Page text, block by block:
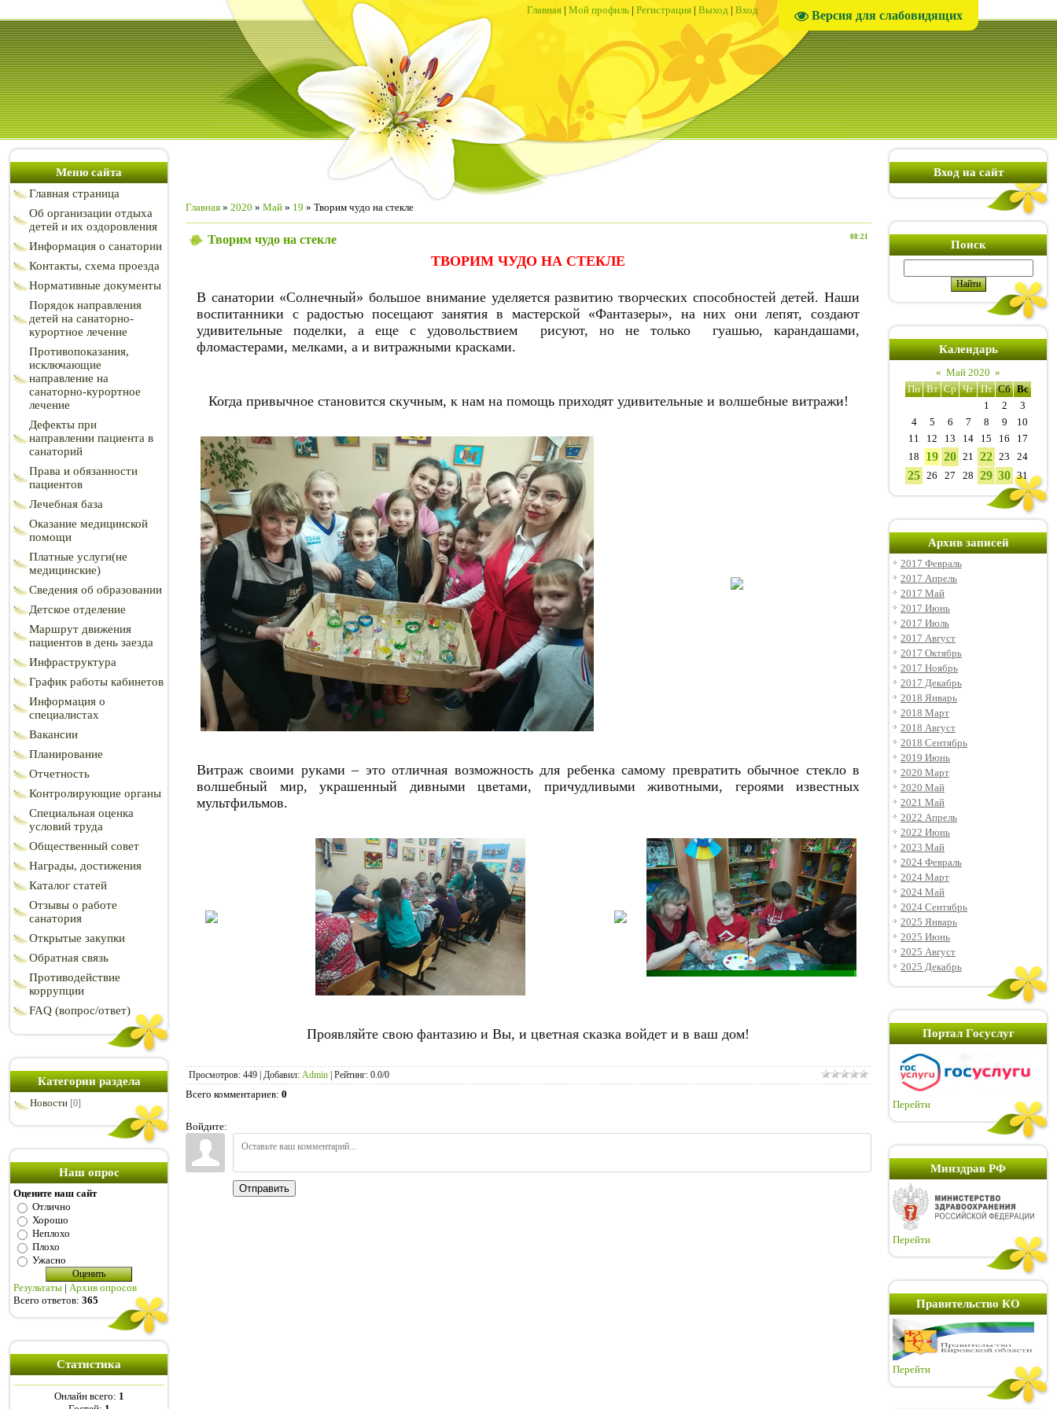
Версия для слабовидящих
Главная | Мой профиль | Регистрация | Выход | Вход
Меню сайта
Главная страница
Об организации отдыха
детей и их оздоровления
Информация о санатории
Контакты, схема проезда
Нормативные документы
Порядок направления
детей на санаторно-
курортное лечение
Противопоказания,
исключающие
направление на
санаторно-курортное
лечение
Дефекты при
направлении пациента в
санаторий
Права и обязанности
пациентов
Лечебная база
Оказание медицинской
помощи
Платные услуги(не
медицинские)
Сведения об образовании
Детское отделение
Маршрут движения
пациентов в день заезда
Инфраструктура
График работы кабинетов
Информация о
специалистах
Вакансии
Планирование
Отчетность
Контролирующие органы
Специальная оценка
условий труда
Общественный совет
Награды, достижения
Каталог статей
Отзывы о работе
санатория
Открытые закупки
Обратная связь
Противодействие
коррупции
FAQ (вопрос/ответ)
Категории раздела
Новости [0]
Наш опрос
Оцените наш сайт
Отлично
Хорошо
Неплохо
Плохо
Ужасно
Результаты | Архив опросов
Всего ответов: 365
Статистика
Онлайн всего: 1
Главная » 2020 » Май » 19 » Творим чудо на стекле
08:21
Творим чудо на стекле
ТВОРИМ ЧУДО НА СТЕКЛЕ
В санатории «Солнечный» большое внимание уделяется развитию творческих способностей детей. Наши
воспитанники с радостью посещают занятия в мастерской «Фантазеры», на них они лепят, создают
удивительные поделки, а еще с удовольствием рисуют, но не только гуашью, карандашами,
фломастерами, мелками, а и витражными красками.
Когда привычное становится скучным, к нам на помощь приходят удивительные и волшебные витражи!
Витраж своими руками – это отличная возможность для ребенка самому превратить обычное стекло в
волшебный мир, украшенный дивными цветами, причудливыми животными, героями известных
мультфильмов.
Проявляйте свою фантазию и Вы, и цветная сказка войдет и в ваш дом!
Просмотров: 449 Добавил: Admin Рейтинг: 0.0/0
Всего комментариев: 0
Войдите:
Отправить
Вход на сайт
Поиск
Календарь
« Май 2020 »
Пн Вт Ср Чт Пт Сб Вс
1
2
3
4
5 6 7 8 9
10
11
12 13 14 15 16
17
18
19 20 21 22 23 24
25 26 27 28 29 30 31
Архив записей
2017 Февраль
2017 Апрель
2017 Май
2017 Июнь
2017 Июль
2017 Август
2017 Октябрь
2017 Ноябрь
2017 Декабрь
2018 Январь
2018 Март
2018 Август
2018 Сентябрь
2019 Июнь
2020 Март
2020 Май
2021 Май
2022 Апрель
2022 Июнь
2023 Май
2024 Февраль
2024 Март
2024 Май
2024 Сентябрь
2025 Январь
2025 Июнь
2025 Август
2025 Декабрь
Портал Госуслуг
Перейти
Минздрав РФ
Перейти
Правительство КО
Перейти